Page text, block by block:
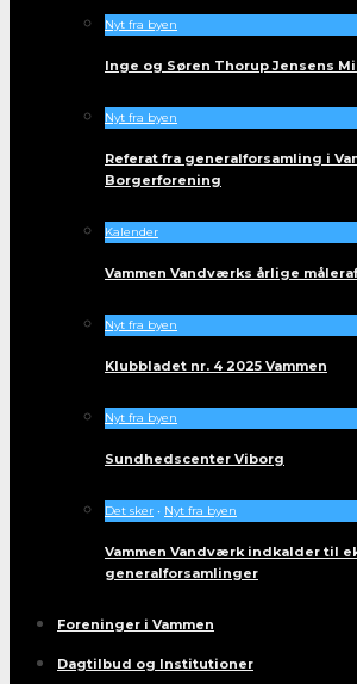
Nyt fra byen
Inge og Søren Thorup Jensens
Nyt fra byen
Referat fra generalforsamling i
Borgerforening
Kalender
Vammen Vandværks årlige
Nyt fra byen
Klubbladet nr. 4 2025 Vammen
Nyt fra byen
Sundhedscenter Viborg
Det sker • Nyt fra byen
Vammen Vandværk indkalder til
generalforsamlinger
Foreninger i Vammen
Dagtilbud og Institutioner